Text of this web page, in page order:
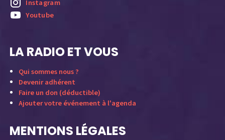
Instagram
Youtube
LA RADIO ET VOUS
Qui sommes nous ?
Devenir adhérent
Faire un don (déductible)
Ajouter votre événement à l'agenda
MENTIONS LÉGALES